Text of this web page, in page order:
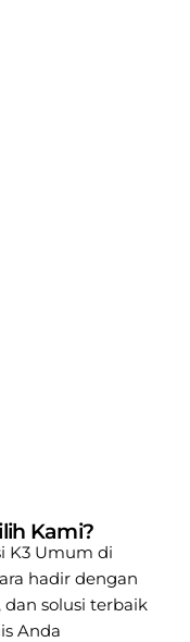
Kami?
K3 Umum di
hadir dengan
dan solusi terbaik
Anda